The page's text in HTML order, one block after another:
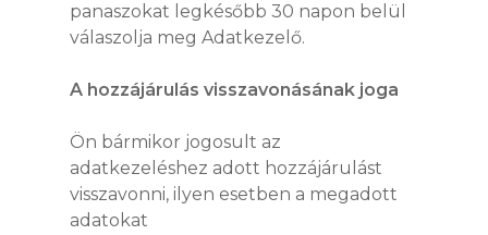
panaszokat legkésőbb 30 napon belül
válaszolja meg Adatkezelő.
A hozzájárulás visszavonásának joga
Ön bármikor jogosult az
adatkezeléshez adott hozzájárulást
visszavonni, ilyen esetben a megadott
adatokat